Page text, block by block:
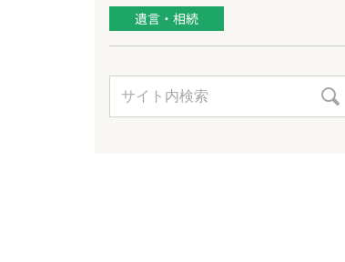
遺言・相続